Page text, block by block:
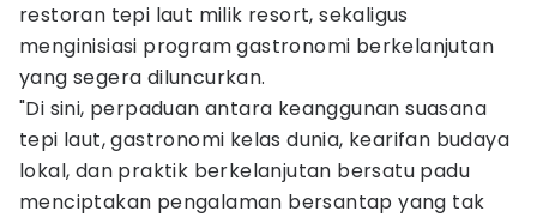
restoran tepi laut milik resort, sekaligus
menginisiasi program gastronomi berkelanjutan
yang segera diluncurkan.
"Di sini, perpaduan antara keanggunan suasana
tepi laut, gastronomi kelas dunia, kearifan budaya
lokal, dan praktik berkelanjutan bersatu padu
menciptakan pengalaman bersantap yang tak